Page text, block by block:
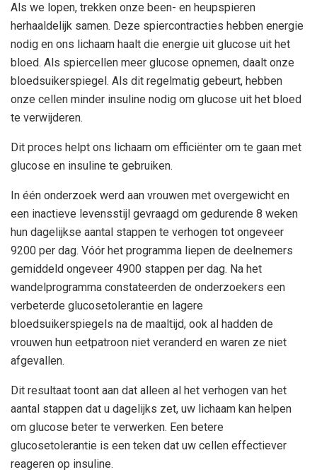
Als we lopen, trekken onze been- en heupspieren
herhaaldelijk samen. Deze spiercontracties hebben energie
nodig en ons lichaam haalt die energie uit glucose uit het
bloed. Als spiercellen meer glucose opnemen, daalt onze
bloedsuikerspiegel. Als dit regelmatig gebeurt, hebben
onze cellen minder insuline nodig om glucose uit het bloed
te verwijderen.
Dit proces helpt ons lichaam om efficiënter om te gaan met
glucose en insuline te gebruiken.
In één onderzoek werd aan vrouwen met overgewicht en
een inactieve levensstijl gevraagd om gedurende 8 weken
hun dagelijkse aantal stappen te verhogen tot ongeveer
9200 per dag. Vóór het programma liepen de deelnemers
gemiddeld ongeveer 4900 stappen per dag. Na het
wandelprogramma constateerden de onderzoekers een
verbeterde glucosetolerantie en lagere
bloedsuikerspiegels na de maaltijd, ook al hadden de
vrouwen hun eetpatroon niet veranderd en waren ze niet
afgevallen.
Dit resultaat toont aan dat alleen al het verhogen van het
aantal stappen dat u dagelijks zet, uw lichaam kan helpen
om glucose beter te verwerken. Een betere
glucosetolerantie is een teken dat uw cellen effectiever
reageren op insuline.